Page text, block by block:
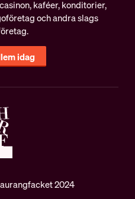
kaféer, konditorier,
och andra slags
idag
2024